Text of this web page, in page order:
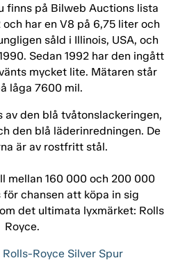
finns på Bilweb Auctions lista
har en V8 på 6,75 liter och
såld i Illinois, USA, och
Sedan 1992 har den ingått
mycket lite. Mätaren står
låga 7600 mil.
av den blå tvåtonslackeringen,
den blå läderinredningen. De
är av rostfritt stål.
mellan 160 000 och 200 000
chansen att köpa in sig
det ultimata lyxmärket: Rolls
Royce.
Royce Silver Spur